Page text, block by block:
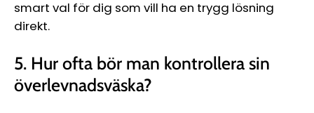
smart val för dig som vill ha en trygg lösning
direkt.
5. Hur ofta bör man kontrollera sin
överlevnadsväska?